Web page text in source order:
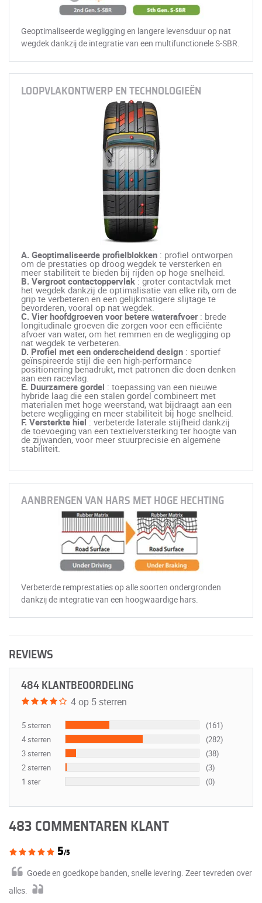
Geoptimaliseerde wegligging en langere levensduur op nat
wegdek dankzij de integratie van een multifunctionele S-SBR.
LOOPVLAKONTWERP EN TECHNOLOGIEËN
A. Geoptimaliseerde profielblokken : profiel ontworpen
om de prestaties op droog wegdek te versterken en
meer stabiliteit te bieden bij rijden op hoge snelheid.
B. Vergroot contactoppervlak: groter contactvlak met
het wegdek dankzij de optimalisatie van elke rib, om de
grip te verbeteren en een gelijkmatigere slijtage te
bevorderen, vooral op nat wegdek.
C. Vier hoofdgroeven voor betere waterafvoer: brede
longitudinale groeven die zorgen voor een efficiënte
afvoer van water, om het remmen en de wegligging op
nat wegdek te verbeteren.
D. Profiel met een onderscheidend design : sportief
geïnspireerde stijl die een high-performance
positionering benadrukt, met patronen die doen denken
aan een racevlag.
E. Duurzamere gordel : toepassing van een nieuwe
hybride laag die een stalen gordel combineert met
materialen met hoge weerstand, wat bijdraagt aan een
betere wegligging en meer stabiliteit bij hoge snelheid.
F. Versterkte hiel: verbeterde laterale stijfheid dankzij
de toevoeging van een textielversterking ter hoogte van
de zijwanden, voor meer stuurprecisie en algemene
stabiliteit.
AANBRENGEN VAN HARS MET HOGE HECHTING
Verbeterde remprestaties op alle soorten ondergronden
dankzij de integratie van een hoogwaardige hars.
REVIEWS
484 KLANTBEOORDELING
4 op 5 sterren
5 sterren
(161)
4 sterren
(282)
3 sterren
(38)
2 sterren
(3)
1 ster
(0)
483 COMMENTAREN KLANT
5/5
Goede en goedkope banden, snelle levering. Zeer tevreden over
alles.